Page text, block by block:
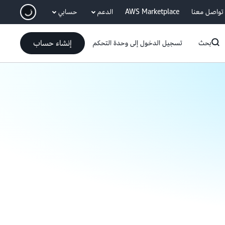
انتقل إلى المحتوى الرئيسي تواصل معنا AWS Marketplace الدعم حسابي
بحث تسجيل الدخول إلى وحدة التحكم إنشاء حساب